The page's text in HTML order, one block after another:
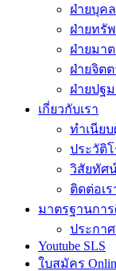
ฝ่ายบุค
ฝ่ายทรั
ฝ่ายมา
ฝ่ายจิต
ฝ่ายปฐ
เกี่ยวกับเรา
ทำเนีย
ประวัติโ
วิสัยทัศ
ติดต่อเร
มาตรฐานกา
ประกา
Youtube SLS
ใบสมัคร